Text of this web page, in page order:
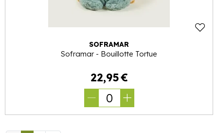
SOFRAMAR
Soframar - Bouillotte Tortue
22,95€
0